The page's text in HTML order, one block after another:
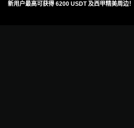
新用户最高可获得 6200 USDT 及西甲精美周边！